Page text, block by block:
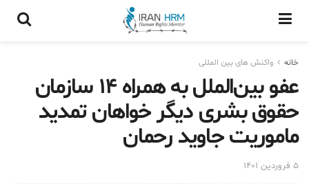
خانه واکنش های بین المللی
عفو بین‌الملل به همراه ۱۴ سازمان
حقوق بشری دیگر خواهان تمدید
ماموریت جاوید رحمان
۵ فروردین ۱۴۰۱